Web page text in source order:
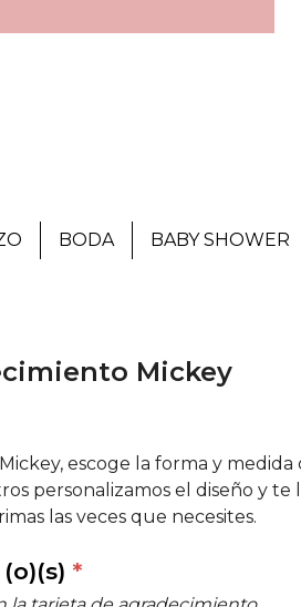
BODA BABY SHOWER
Mickey
escoge la forma y medida
personalizamos el diseño y te
las veces que necesites.
*